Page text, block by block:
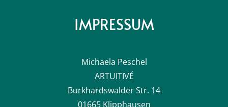
IMPRESSUM
Michaela Peschel
ARTUITIVÉ
Burkhardswalder Str. 14
01665 Klipphausen